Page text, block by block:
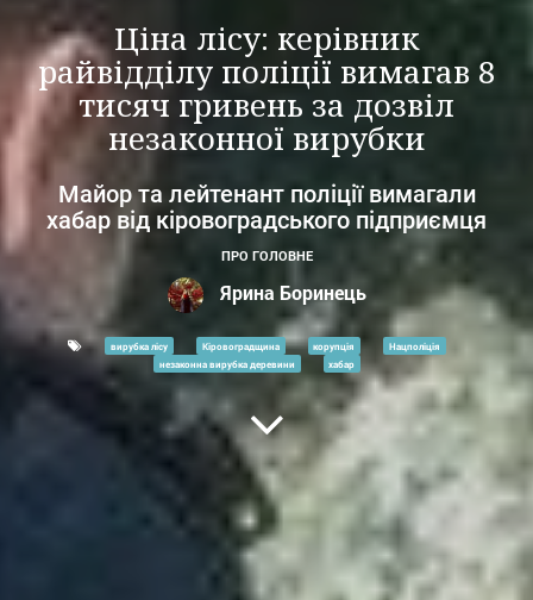
Ціна лісу: керівник
райвідділу поліції вимагав 8
тисяч гривень за дозвіл
незаконної вирубки
Майор та лейтенант поліції вимагали
хабар від кіровоградського підприємця
ПРО ГОЛОВНЕ
Ярина Боринець
вирубка лісу Кіровоградщина корупція
Нацполіція
незаконна вирубка деревини
хабар